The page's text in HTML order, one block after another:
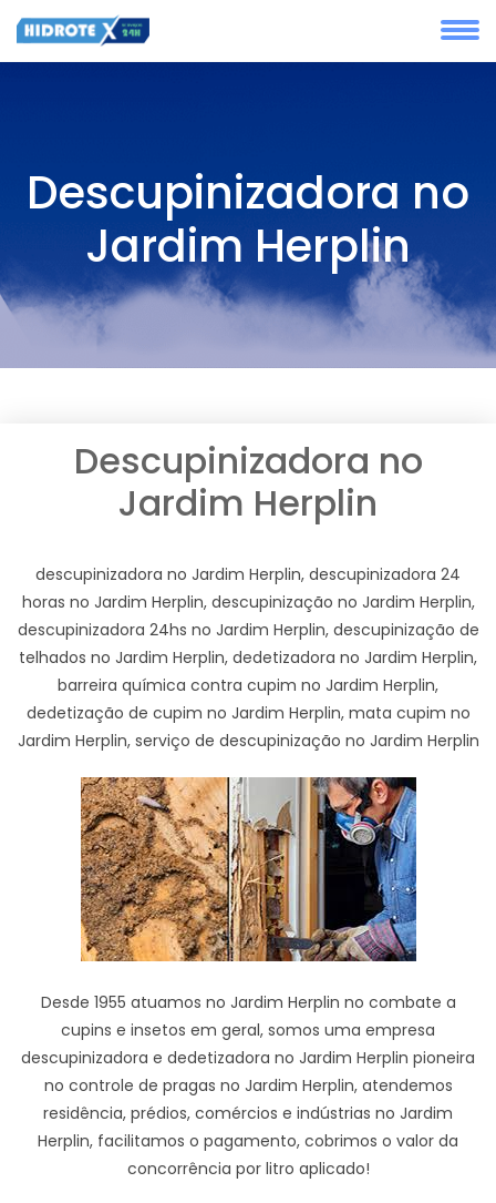
Descupinizadora no
Jardim Herplin
Descupinizadora no
Jardim Herplin
descupinizadora no Jardim Herplin, descupinizadora 24
horas no Jardim Herplin, descupinização no Jardim Herplin,
descupinizadora 24hs no Jardim Herplin, descupinização de
telhados no Jardim Herplin, dedetizadora no Jardim Herplin,
barreira química contra cupim no Jardim Herplin,
dedetização de cupim no Jardim Herplin, mata cupim no
Jardim Herplin, serviço de descupinização no Jardim Herplin
Desde 1955 atuamos no Jardim Herplin no combate a
cupins e insetos em geral, somos uma empresa
descupinizadora e dedetizadora no Jardim Herplin pioneira
no controle de pragas no Jardim Herplin, atendemos
residência, prédios, comércios e indústrias no Jardim
Herplin, facilitamos o pagamento, cobrimos o valor da
concorrência por litro aplicado!